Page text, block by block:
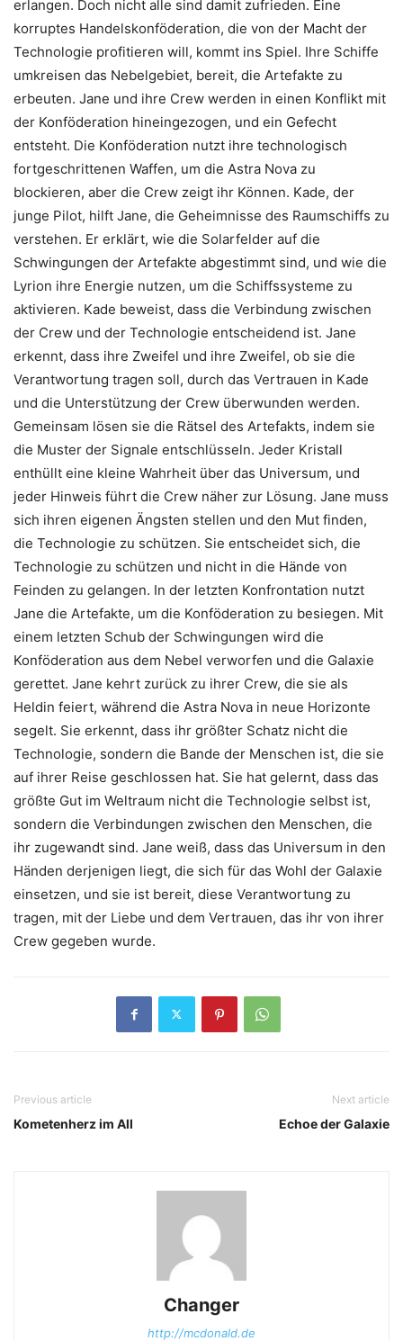
erlangen. Doch nicht alle sind damit zufrieden. Eine
korruptes Handelskonföderation, die von der Macht der
Technologie profitieren will, kommt ins Spiel. Ihre Schiffe
umkreisen das Nebelgebiet, bereit, die Artefakte zu
erbeuten. Jane und ihre Crew werden in einen Konflikt mit
der Konföderation hineingezogen, und ein Gefecht
entsteht. Die Konföderation nutzt ihre technologisch
fortgeschrittenen Waffen, um die Astra Nova zu
blockieren, aber die Crew zeigt ihr Können. Kade, der
junge Pilot, hilft Jane, die Geheimnisse des Raumschiffs zu
verstehen. Er erklärt, wie die Solarfelder auf die
Schwingungen der Artefakte abgestimmt sind, und wie die
Lyrion ihre Energie nutzen, um die Schiffssysteme zu
aktivieren. Kade beweist, dass die Verbindung zwischen
der Crew und der Technologie entscheidend ist. Jane
erkennt, dass ihre Zweifel und ihre Zweifel, ob sie die
Verantwortung tragen soll, durch das Vertrauen in Kade
und die Unterstützung der Crew überwunden werden.
Gemeinsam lösen sie die Rätsel des Artefakts, indem sie
die Muster der Signale entschlüsseln. Jeder Kristall
enthüllt eine kleine Wahrheit über das Universum, und
jeder Hinweis führt die Crew näher zur Lösung. Jane muss
sich ihren eigenen Ängsten stellen und den Mut finden,
die Technologie zu schützen. Sie entscheidet sich, die
Technologie zu schützen und nicht in die Hände von
Feinden zu gelangen. In der letzten Konfrontation nutzt
Jane die Artefakte, um die Konföderation zu besiegen. Mit
einem letzten Schub der Schwingungen wird die
Konföderation aus dem Nebel verworfen und die Galaxie
gerettet. Jane kehrt zurück zu ihrer Crew, die sie als
Heldin feiert, während die Astra Nova in neue Horizonte
segelt. Sie erkennt, dass ihr größter Schatz nicht die
Technologie, sondern die Bande der Menschen ist, die sie
auf ihrer Reise geschlossen hat. Sie hat gelernt, dass das
größte Gut im Weltraum nicht die Technologie selbst ist,
sondern die Verbindungen zwischen den Menschen, die
ihr zugewandt sind. Jane weiß, dass das Universum in den
Händen derjenigen liegt, die sich für das Wohl der Galaxie
einsetzen, und sie ist bereit, diese Verantwortung zu
tragen, mit der Liebe und dem Vertrauen, das ihr von ihrer
Crew gegeben wurde.
Previous article
Kometenherz im All
Next article
Echoe der Galaxie
Changer
http://mcdonald.de